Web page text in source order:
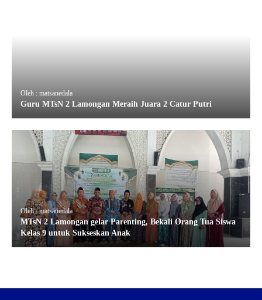
Oleh : matsanedala
Guru MTsN 2 Lamongan Meraih Juara 2 Catur Putri
Oleh : matsanedala
MTsN 2 Lamongan gelar Parenting, Bekali Orang Tua Siswa
Kelas 9 untuk Sukseskan Anak